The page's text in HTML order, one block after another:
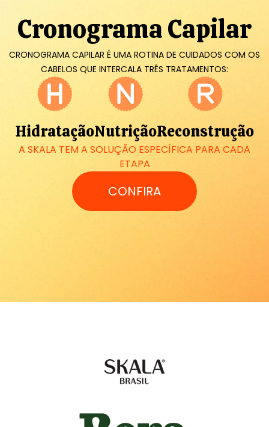
Cronograma Capilar
CRONOGRAMA CAPILAR É UMA ROTINA DE CUIDADOS COM OS
CABELOS QUE INTERCALA TRÊS TRATAMENTOS:
HidrataçãoNutriçãoReconstrução
A SKALA TEM A SOLUÇÃO ESPECÍFICA PARA CADA
ETAPA
CONFIRA